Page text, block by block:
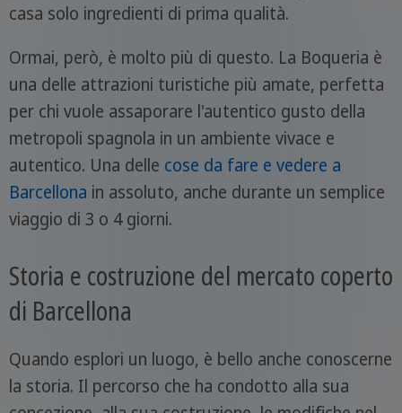
casa solo ingredienti di prima qualità.
Ormai, però, è molto più di questo. La Boqueria è
una delle attrazioni turistiche più amate, perfetta
per chi vuole assaporare l'autentico gusto della
metropoli spagnola in un ambiente vivace e
autentico. Una delle cose da fare e vedere a
Barcellona in assoluto, anche durante un semplice
viaggio di 3 o 4 giorni.
Storia e costruzione del mercato coperto
di Barcellona
Quando esplori un luogo, è bello anche conoscerne
la storia. Il percorso che ha condotto alla sua